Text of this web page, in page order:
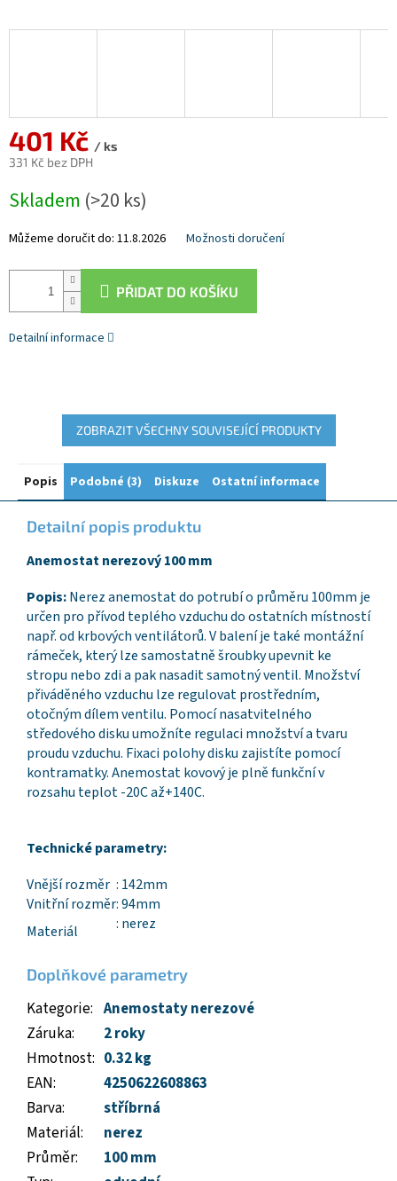
401 Kč / ks
331 Kč bez DPH
cena:
Skladem (>20 ks)
Můžeme doručit do: 11.8.2026 Možnosti doručení
PŘIDAT DO KOŠÍKU
Detailní informace
ZOBRAZIT VŠECHNY SOUVISEJÍCÍ PRODUKTY
Popis Podobné (3) Diskuze Ostatní informace
Detailní popis produktu
Anemostat nerezový 100 mm
Popis:Nerez anemostat do potrubí o průměru 100mm je
určen pro přívod teplého vzduchu do ostatních místností
např. od krbových ventilátorů. V balení je také montážní
rámeček, který lze samostatně šroubky upevnit ke
stropu nebo zdi a pak nasadit samotný ventil. Množství
přiváděného vzduchu lze regulovat prostředním,
otočným dílem ventilu. Pomocí nasatvitelného
středového disku umožníte regulaci množství a tvaru
proudu vzduchu. Fixaci polohy disku zajistíte pomocí
kontramatky. Anemostat kovový je plně funkční v
rozsahu teplot -20C až+140C.
Technické parametry:
Vnější rozměr : 142mm
Vnitřní rozměr: 94mm
Materiál
: nerez
Doplňkové parametry
Kategorie: Anemostaty nerezové
Záruka:
2 roky
Hmotnost: 0.32 kg
EAN:
4250622608863
Barva:
stříbrná
Materiál:
nerez
Průměr:
100 mm